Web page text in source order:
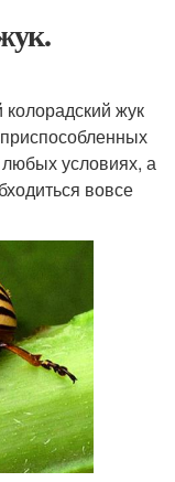
жук
условиях, а
вовсе